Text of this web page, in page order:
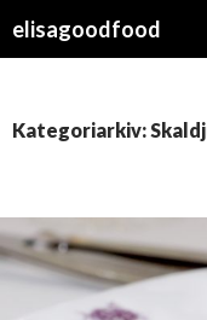
elisagoodfood
Kategoriarkiv: